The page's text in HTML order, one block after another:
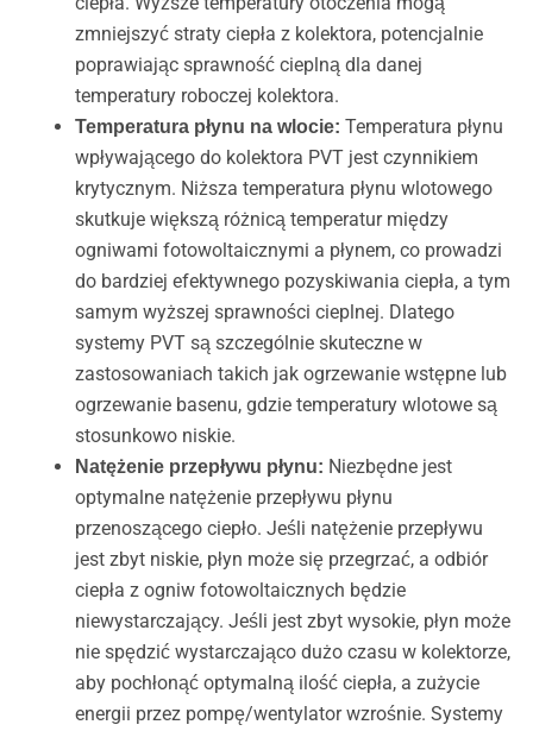
zmniejszyć straty ciepła z kolektora, potencjalnie
poprawiając sprawność cieplną dla danej
temperatury roboczej kolektora.
Temperatura płynu na wlocie: Temperatura płynu
wpływającego do kolektora PVT jest czynnikiem
krytycznym. Niższa temperatura płynu wlotowego
skutkuje większą różnicą temperatur między
ogniwami fotowoltaicznymi a płynem, co prowadzi
do bardziej efektywnego pozyskiwania ciepła, a tym
samym wyższej sprawności cieplnej. Dlatego
systemy PVT są szczególnie skuteczne w
zastosowaniach takich jak ogrzewanie wstępne lub
ogrzewanie basenu, gdzie temperatury wlotowe są
stosunkowo niskie.
Natężenie przepływu płynu: Niezbędne jest
optymalne natężenie przepływu płynu
przenoszącego ciepło. Jeśli natężenie przepływu
jest zbyt niskie, płyn może się przegrzać, a odbiór
ciepła z ogniw fotowoltaicznych będzie
niewystarczający. Jeśli jest zbyt wysokie, płyn może
nie spędzić wystarczająco dużo czasu w kolektorze,
aby pochłonąć optymalną ilość ciepła, a zużycie
energii przez pompę/wentylator wzrośnie. Systemy